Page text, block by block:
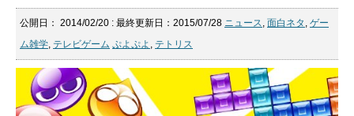
公開日： 2014/02/20 : 最終更新日：2015/07/28 ニュース, 面白ネタ , ゲー
ム雑学, テレビゲーム ぷよぷよ , テトリス